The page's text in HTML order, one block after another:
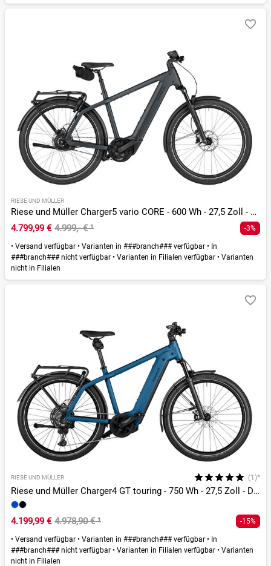
RIESE UND MÜLLER
Riese und Müller Charger5 vario CORE - 600 Wh - 27,5 Zoll - Diamant - 2026
4.799,99 € 4.999,- €¹ -3%
• Versand verfügbar • Varianten in ###branch### verfügbar • In
###branch### nicht verfügbar • Varianten in Filialen verfügbar • Varianten
nicht in Filialen
RIESE UND MÜLLER (1)*
Riese und Müller Charger4 GT touring - 750 Wh - 27,5 Zoll - Diamant - 2026
4.199,99 € 4.978,90 €¹ -15%
• Versand verfügbar • Varianten in ###branch### verfügbar • In
###branch### nicht verfügbar • Varianten in Filialen verfügbar • Varianten
nicht in Filialen